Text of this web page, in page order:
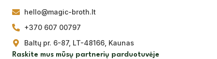
hello@magic-broth.lt
+370 607 00797
Baltų pr. 6-87, LT-48166, Kaunas
Raskite mus mūsų partnerių parduotuvėje